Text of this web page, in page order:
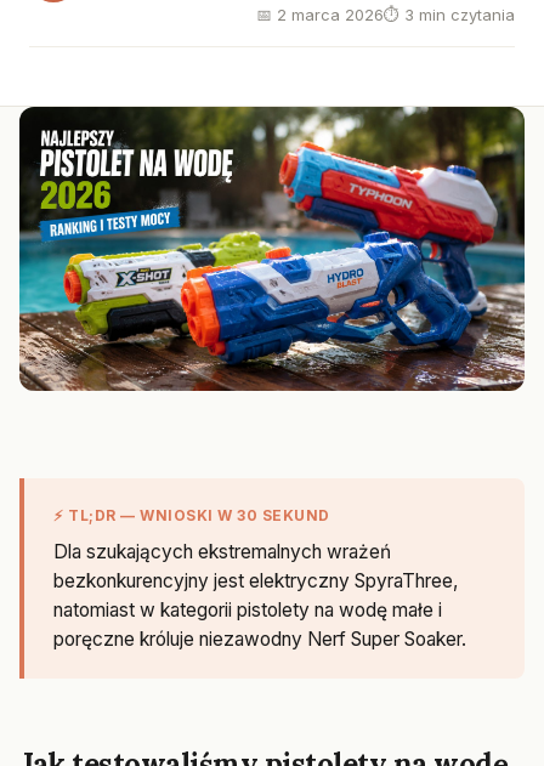
📅 2 marca 2026⏱ 3 min czytania
⚡ TL;DR — WNIOSKI W 30 SEKUND
Dla szukających ekstremalnych wrażeń
bezkonkurencyjny jest elektryczny SpyraThree,
natomiast w kategorii pistolety na wodę małe i
poręczne króluje niezawodny Nerf Super Soaker.